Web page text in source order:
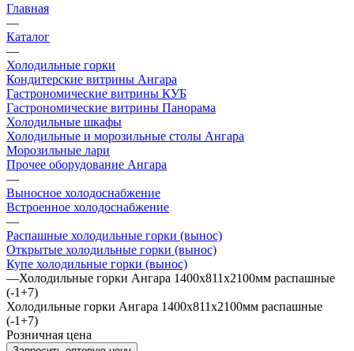
Главная
—
Каталог
—
Холодильные горки
Кондитерские витрины Ангара
Гастрономические витрины КУБ
Гастрономические витрины Панорама
Холодильные шкафы
Холодильные и морозильные столы Ангара
Морозильные лари
Прочее оборудование Ангара
—
Выносное холодоснабжение
Встроенное холодоснабжение
—
Распашные холодильные горки (вынос)
Открытые холодильные горки (вынос)
Купе холодильные горки (вынос)
—Холодильные горки Ангара 1400х811х2100мм распашные
(-1+7)
Холодильные горки Ангара 1400х811х2100мм распашные
(-1+7)
Розничная цена